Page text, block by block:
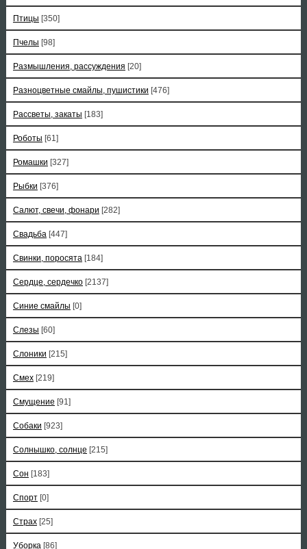
Птицы [350]
Пчелы [98]
Размышления, рассуждения [20]
Разноцветные смайлы, пушистики [476]
Рассветы, закаты [183]
Роботы [61]
Ромашки [327]
Рыбки [376]
Салют, свечи, фонари [282]
Свадьба [447]
Свинки, поросята [184]
Сердце, сердечко [2137]
Синие смайлы [0]
Слезы [60]
Слоники [215]
Смех [219]
Смущение [91]
Собаки [923]
Солнышко, солнце [215]
Сон [183]
Спорт [0]
Страх [25]
Уборка [86]